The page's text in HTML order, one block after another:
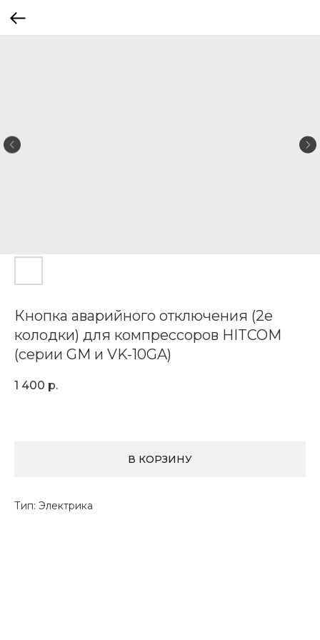
Кнопка аварийного отключения (2е
колодки) для компрессоров HITCOM
(серии GM и VK-10GA)
1 400 р.
В КОРЗИНУ
Тип: Электрика